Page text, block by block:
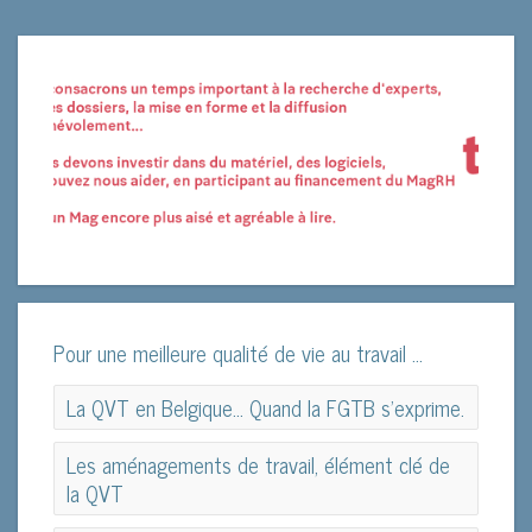
Pour une meilleure qualité de vie au travail ...
La QVT en Belgique... Quand la FGTB s'exprime.
La QVT en Belgique... Quand la FGTB s'exprime.
Les aménagements de travail, élément clé de
la QVT